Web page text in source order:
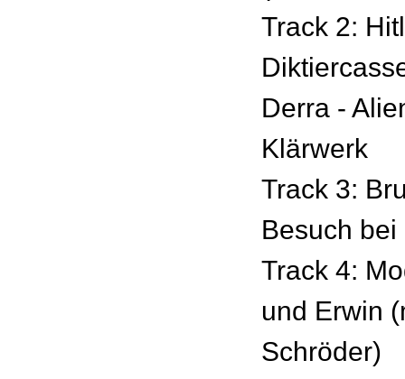
Track 2:
Derra -
Klärwerk
Track 3:
Besuch bei
Track 4:
und Erwin
Schröder)